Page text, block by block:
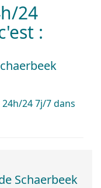
24
:
24h/247j/7dans
Schaerbeek